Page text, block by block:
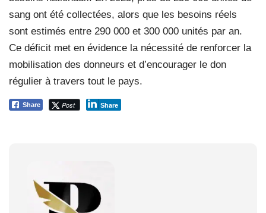
sang ont été collectées, alors que les besoins réels
sont estimés entre 290 000 et 300 000 unités par an.
Ce déficit met en évidence la nécessité de renforcer la
mobilisation des donneurs et d’encourager le don
régulier à travers tout le pays.
Share Post Share